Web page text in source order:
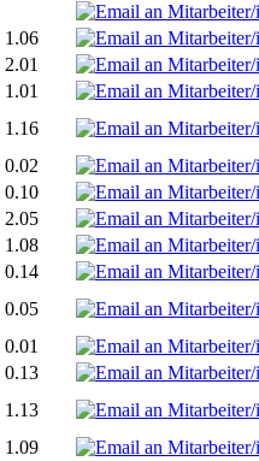
1.06
2.01
1.01
1.16
0.02
0.10
2.05
1.08
0.14
0.05
0.01
0.13
1.13
1.09